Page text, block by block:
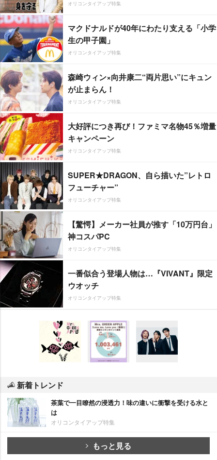
オリコンタイアップ特集
マクドナルドが40年にわたり支える「小学
生の甲子園」
オリコンタイアップ特集
森崎ウィン×向井康二“両片思い”にキュン
が止まらん！
オリコンタイアップ特集
大好評につき再び！ファミマ名物45％増量
キャンペーン
オリコンタイアップ特集
SUPER★DRAGON、自ら描いた”レトロ
フューチャー”
オリコンタイアップ特集
【驚愕】メーカー社員が推す「10万円台」
神コスパPC
オリコンタイアップ特集
一番似合う登場人物は…『VIVANT』限定
ウオッチ
オリコンタイアップ特集
新着トレンド
茶葉で一目瞭然の浸透力！味の違いに衝撃を受ける水と
は
オリコンタイアップ特集
もっと見る